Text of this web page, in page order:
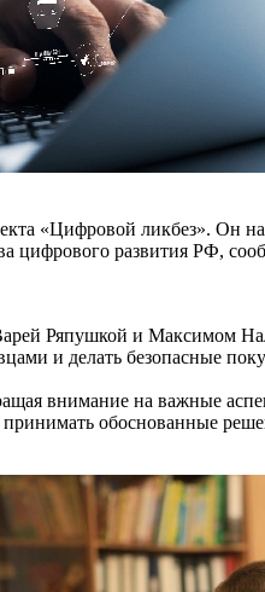
«Цифровой ликбез». Он
развития РФ,
Ряпушкой и Максимом
и делать безопасные
внимание на важные
обоснованные